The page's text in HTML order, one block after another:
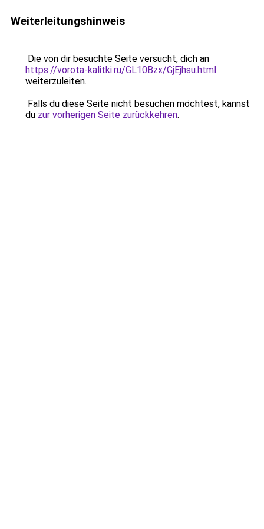
Weiterleitungshinweis
Die von dir besuchte Seite versucht, dich an
https://vorota-kalitki.ru/GL10Bzx/GjEjhsu.html
weiterzuleiten.
Falls du diese Seite nicht besuchen möchtest, kannst
du zur vorherigen Seite zurückkehren.